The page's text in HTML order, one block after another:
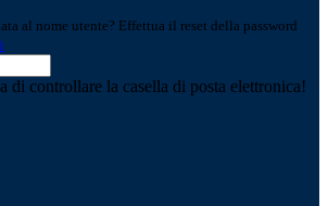
al nome utente? Effettua il reset della password
di controllare la casella di posta elettronica!